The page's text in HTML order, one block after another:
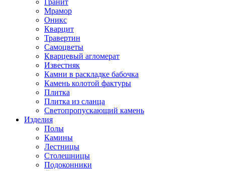
Гранит
Мрамор
Оникс
Кварцит
Травертин
Самоцветы
Кварцевый агломерат
Известняк
Камни в раскладке бабочка
Камень колотой фактуры
Плитка
Плитка из сланца
Светопропускающий камень
Изделия
Полы
Камины
Лестницы
Столешницы
Подоконники